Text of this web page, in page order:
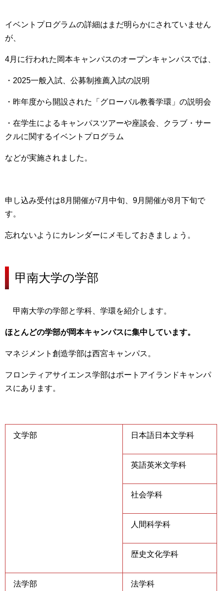
イベントプログラムの詳細はまだ明らかにされていません
が、
4月に行われた岡本キャンパスのオープンキャンパスでは、
・2025一般入試、公募制推薦入試の説明
・昨年度から開設された「グローバル教養学環」の説明会
・在学生によるキャンパスツアーや座談会、クラブ・サー
クルに関するイベントプログラム
などが実施されました。
申し込み受付は8月開催が7月中旬、9月開催が8月下旬で
す。
忘れないようにカレンダーにメモしておきましょう。
甲南大学の学部
甲南大学の学部と学科、学環を紹介します。
ほとんどの学部が岡本キャンパスに集中しています。
マネジメント創造学部は西宮キャンパス。
フロンティアサイエンス学部はポートアイランドキャンパ
スにあります。
文学部 日本語日本文学科
英語英米文学科
社会学科
人間科学科
歴史文化学科
法学部 法学科